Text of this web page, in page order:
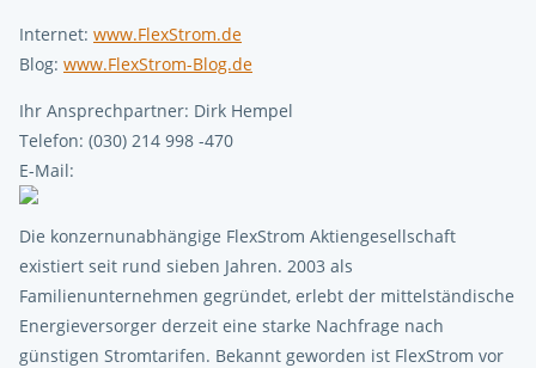
Internet: www.FlexStrom.de
Blog: www.FlexStrom-Blog.de
Ihr Ansprechpartner: Dirk Hempel
Telefon: (030) 214 998 -470
E-Mail:
Die konzernunabhängige FlexStrom Aktiengesellschaft
existiert seit rund sieben Jahren. 2003 als
Familienunternehmen gegründet, erlebt der mittelständische
Energieversorger derzeit eine starke Nachfrage nach
günstigen Stromtarifen. Bekannt geworden ist FlexStrom vor